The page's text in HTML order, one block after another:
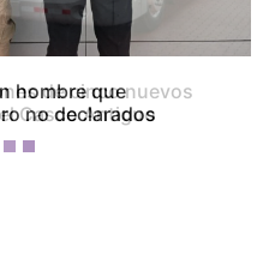
hombre que
no declarados